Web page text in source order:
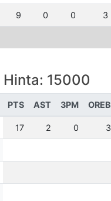
9 0 0 3
15000
PTS AST 3PM OREB
17 2 0 3